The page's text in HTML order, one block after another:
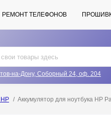
РЕМОНТ ТЕЛЕФОНОВ
на-Дону, Соборный 24, оф. 204
Аккумулятор для ноутбука HP